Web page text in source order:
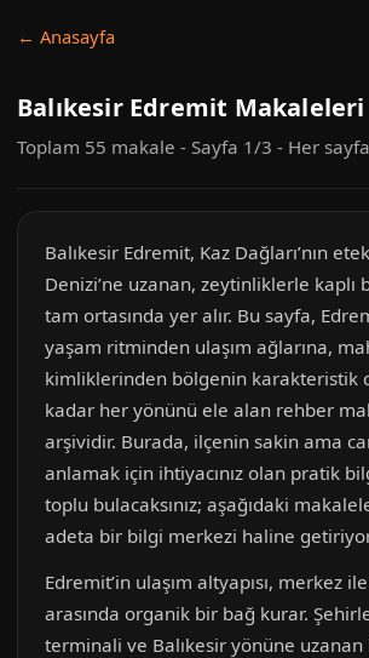
← Anasayfa
Balıkesir Edremit Makaleleri
Toplam 55 makale - Sayfa 1/3 - Her
Balıkesir Edremit, Kaz Dağları’nın
Denizi’ne uzanan, zeytinliklerle kaplı
tam ortasında yer alır. Bu sayfa,
yaşam ritminden ulaşım ağlarına,
kimliklerinden bölgenin karakteristik
kadar her yönünü ele alan rehber
arşividir. Burada, ilçenin sakin ama
anlamak için ihtiyacınız olan pratik
toplu bulacaksınız; aşağıdaki
adeta bir bilgi merkezi haline
Edremit’in ulaşım altyapısı, merkez
arasında organik bir bağ kurar.
terminali ve Balıkesir yönüne